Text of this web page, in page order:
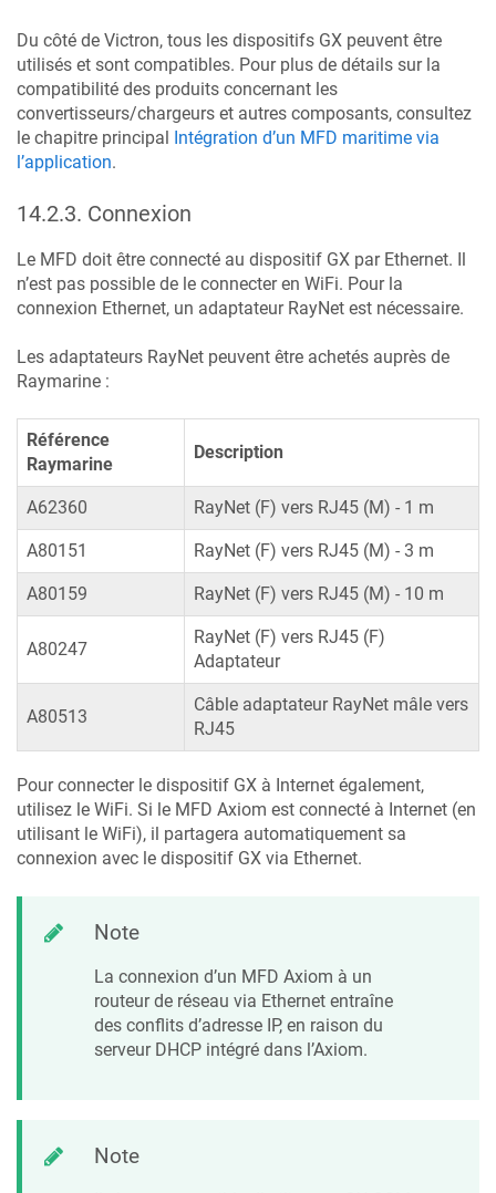
Du côté de Victron, tous les dispositifs GX peuvent être
utilisés et sont compatibles. Pour plus de détails sur la
compatibilité des produits concernant les
convertisseurs/chargeurs et autres composants, consultez
le chapitre principal Intégration d’un MFD maritime via
l’application.
14.2.3. Connexion
Le MFD doit être connecté au dispositif GX par Ethernet. Il
n’est pas possible de le connecter en WiFi. Pour la
connexion Ethernet, un adaptateur RayNet est nécessaire.
Les adaptateurs RayNet peuvent être achetés auprès de
Raymarine :
Référence
Raymarine
Description
A62360 RayNet (F) vers RJ45 (M) - 1 m
A80151 RayNet (F) vers RJ45 (M) - 3 m
A80159 RayNet (F) vers RJ45 (M) - 10 m
A80247
RayNet (F) vers RJ45 (F)
Adaptateur
A80513
Câble adaptateur RayNet mâle vers
RJ45
Pour connecter le dispositif GX à Internet également,
utilisez le WiFi. Si le MFD Axiom est connecté à Internet (en
utilisant le WiFi), il partagera automatiquement sa
connexion avec le dispositif GX via Ethernet.
Note
La connexion d’un MFD Axiom à un
routeur de réseau via Ethernet entraîne
des conflits d’adresse IP, en raison du
serveur DHCP intégré dans l’Axiom.
Note